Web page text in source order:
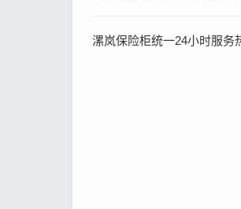
漯岚保险柜统一24小时服务